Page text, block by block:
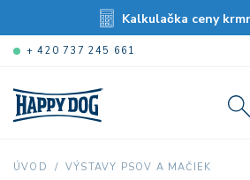
Kalkulačka ceny
+ 420 737 245 661
ÚVOD VÝSTAVY PSOV A MAČIEK